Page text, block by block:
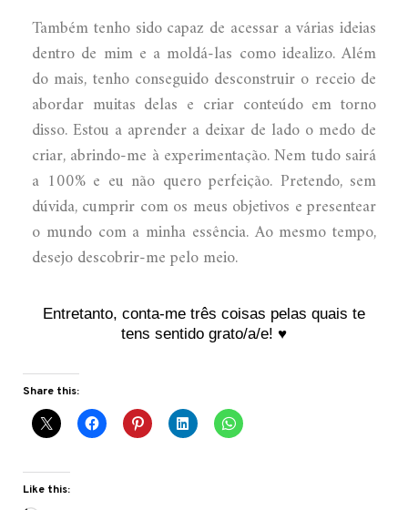
Também tenho sido capaz de acessar a várias ideias
dentro de mim e a moldá-las como idealizo. Além
do mais, tenho conseguido desconstruir o receio de
abordar muitas delas e criar conteúdo em torno
disso. Estou a aprender a deixar de lado o medo de
criar, abrindo-me à experimentação. Nem tudo sairá
a 100% e eu não quero perfeição. Pretendo, sem
dúvida, cumprir com os meus objetivos e presentear
o mundo com a minha essência. Ao mesmo tempo,
desejo descobrir-me pelo meio.
Entretanto, conta-me três coisas pelas quais te
tens sentido grato/a/e! ♥
Share this:
Like this: